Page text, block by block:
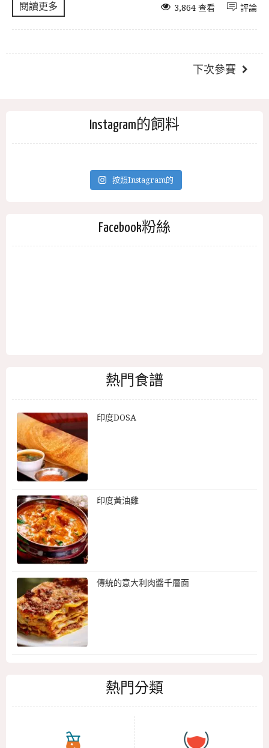
閱讀更多 評論
3,864 查看
下次參賽
Instagram的飼料
按照Instagram的
Facebook粉絲
熱門食譜
印度DOSA
印度黃油雞
傳統的意大利肉醬千層面
熱門分類